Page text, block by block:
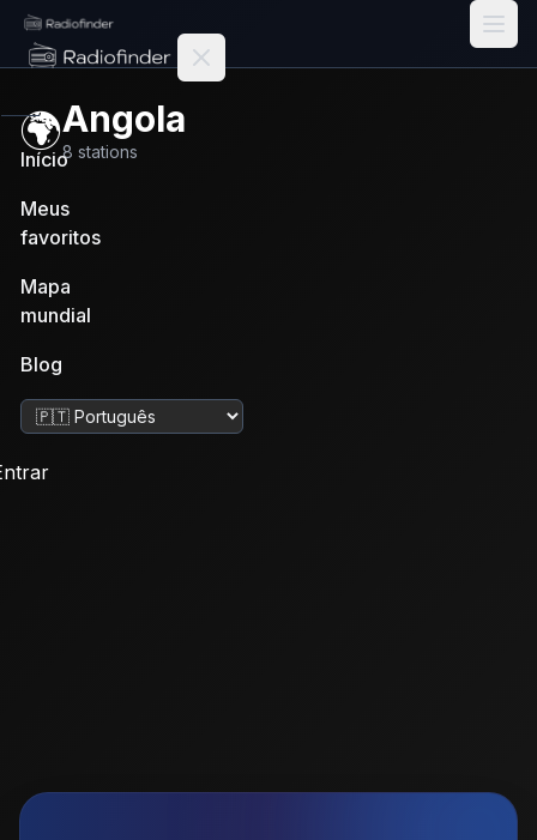
Radiofinder home
Início
Meus
favoritos
Mapa
mundial
Blog
Alterar idioma
🌍Angola
8 stations